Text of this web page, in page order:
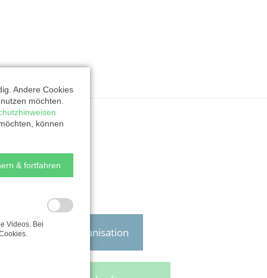
Zur Organisation
Andere Cookies
möchten.
können
& fortfahren
Videos. Bei